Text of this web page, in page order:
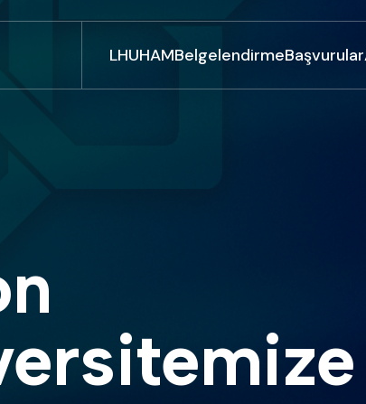
LHUHAM Belgelendirme Başvurular